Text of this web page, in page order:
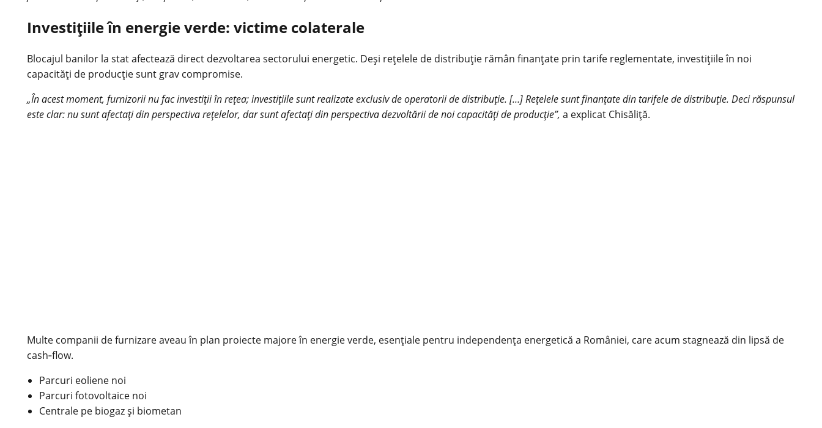
Investițiile în energie verde: victime colaterale
Blocajul banilor la stat afectează direct dezvoltarea sectorului energetic. Deși rețelele de distribuție rămân finanțate prin tarife reglementate, investițiile în noi
capacități de producție sunt grav compromise.
„În acest moment, furnizorii nu fac investiții în rețea; investițiile sunt realizate exclusiv de operatorii de distribuție. […] Rețelele sunt finanțate din tarifele de distribuție. Deci răspunsul
este clar: nu sunt afectați din perspectiva rețelelor, dar sunt afectați din perspectiva dezvoltării de noi capacități de producție”, a explicat Chisăliță.
Multe companii de furnizare aveau în plan proiecte majore în energie verde, esențiale pentru independența energetică a României, care acum stagnează din lipsă de
cash‑flow.
Parcuri eoliene noi
Parcuri fotovoltaice noi
Centrale pe biogaz și biometan